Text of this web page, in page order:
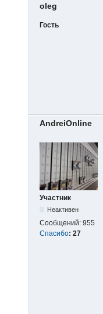
oleg
Гость
AndreiOnline
Участник
Неактивен
Сообщений: 955
Спасибо: 27